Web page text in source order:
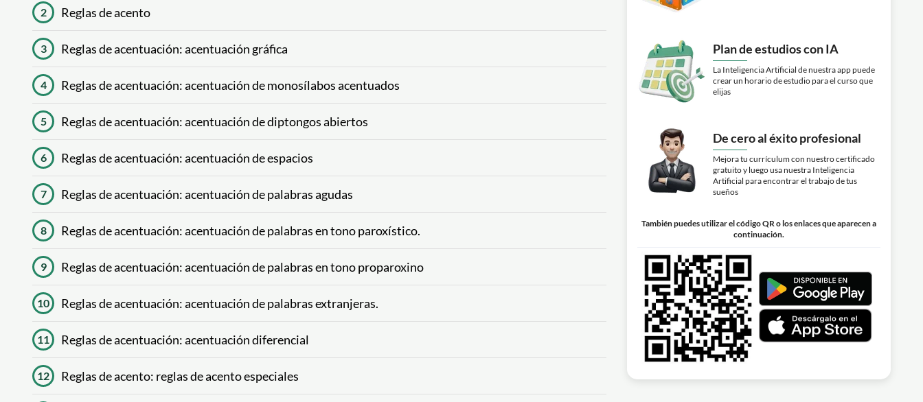
2 Reglas de acento
3 Reglas de acentuación: acentuación gráfica
4 Reglas de acentuación: acentuación de monosílabos acentuados
5 Reglas de acentuación: acentuación de diptongos abiertos
6 Reglas de acentuación: acentuación de espacios
7 Reglas de acentuación: acentuación de palabras agudas
8 Reglas de acentuación: acentuación de palabras en tono paroxístico.
9 Reglas de acentuación: acentuación de palabras en tono proparoxino
10 Reglas de acentuación: acentuación de palabras extranjeras.
11 Reglas de acentuación: acentuación diferencial
12 Reglas de acento: reglas de acento especiales
Plan de estudios con IA
La Inteligencia Artificial de nuestra app puede
crear un horario de estudio para el curso que
elijas
De cero al éxito profesional
Mejora tu currículum con nuestro certificado
gratuito y luego usa nuestra Inteligencia
Artificial para encontrar el trabajo de tus
sueños
También puedes utilizar el código QR o los enlaces que aparecen a
continuación.